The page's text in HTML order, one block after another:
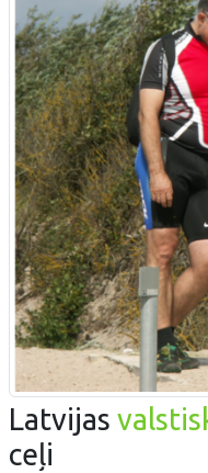
Latvijas
ceļi